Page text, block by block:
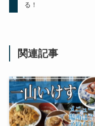
る！
関連記事